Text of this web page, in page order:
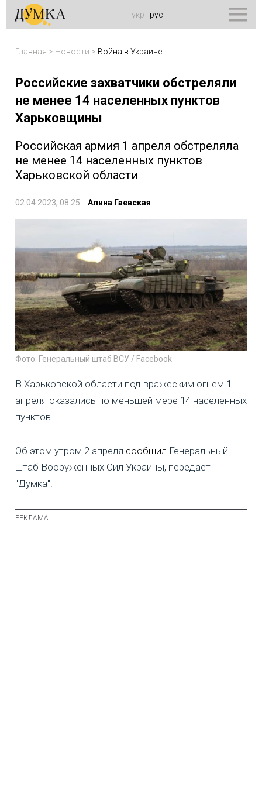
укр рус
Главная > Новости > Война в Украине
Российские захватчики обстреляли
не менее 14 населенных пунктов
Харьковщины
Российская армия 1 апреля обстреляла
не менее 14 населенных пунктов
Харьковской области
02.04.2023, 08:25 Алина Гаевская
Фото: Генеральный штаб ВСУ / Facebook
В Харьковской области под вражеским огнем 1
апреля оказались по меньшей мере 14 населенных
пунктов.
Об этом утром 2 апреля сообщил Генеральный
штаб Вооруженных Сил Украины, передает
"Думка".